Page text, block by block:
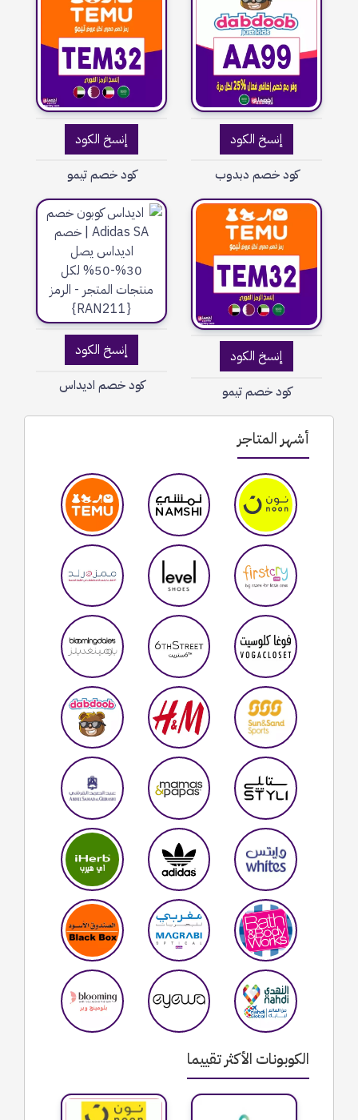
أشهر المتاجر
الكوبونات الأكثر تقييما
إنسخ الكود
كود خصم دبدوب
إنسخ الكود
كود خصم تيمو
إنسخ الكود
كود خصم تيمو
إنسخ الكود
كود خصم اديداس